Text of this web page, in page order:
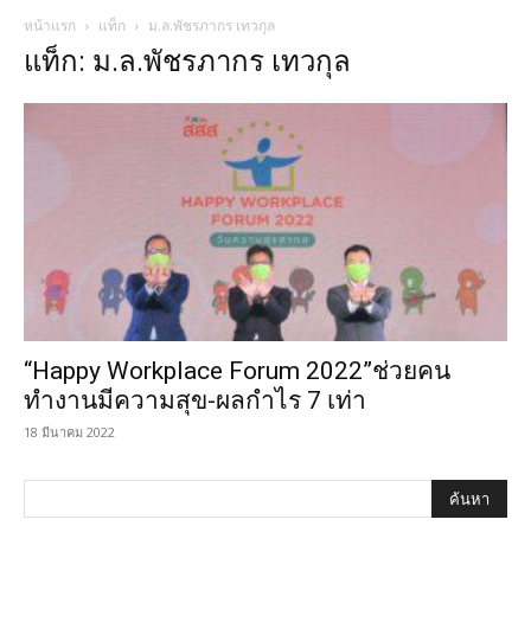
หน้าแรก แท็ก ม.ล.พัชรภากร เทวกุล
แท็ก: ม.ล.พัชรภากร เทวกุล
“Happy Workplace Forum 2022”ช่วยคน
ทำงานมีความสุข-ผลกำไร 7 เท่า
18 มีนาคม 2022